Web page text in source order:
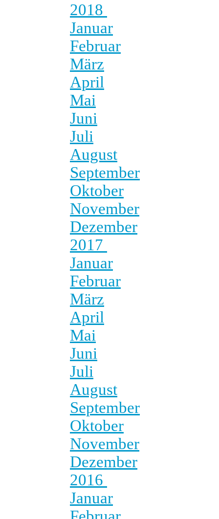
2018
Januar
Februar
März
April
Mai
Juni
Juli
August
September
Oktober
November
Dezember
2017
Januar
Februar
März
April
Mai
Juni
Juli
August
September
Oktober
November
Dezember
2016
Januar